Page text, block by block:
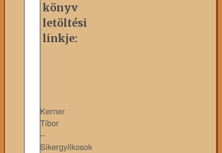
könyv
letöltési
linkje:
Kerner
Tibor
–
Sikergyilkosok